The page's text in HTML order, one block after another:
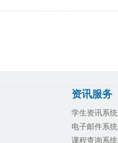
资讯服务
学生资讯系统
电子邮件系统
课程查询系统